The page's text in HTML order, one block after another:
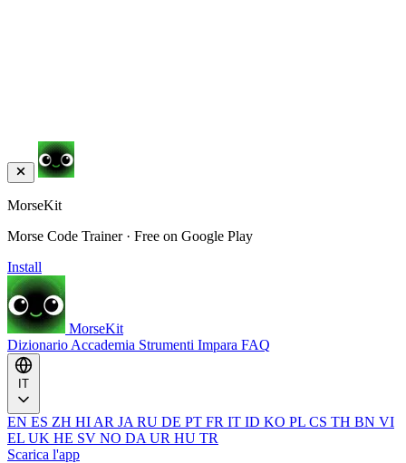
MorseKit
Morse Code Trainer · Free on Google Play
Install
MorseKit
Dizionario Accademia Strumenti Impara FAQ
EN ES ZH HI AR JA RU DE PT FR IT ID KO PL CS TH BN VI
EL UK HE SV NO DA UR HU TR
Scarica l'app